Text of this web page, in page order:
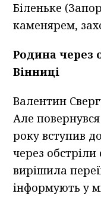
Біленьке
каменярем,
Родина через
Вінниці
Валентин
Але
року вступив
через
вирішила
інформують у